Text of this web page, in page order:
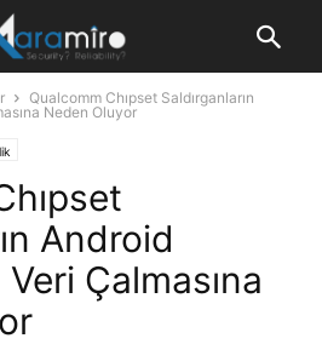
Qualcomm Chıpset Saldırganların
Neden Oluyor
Android
Çalmasına